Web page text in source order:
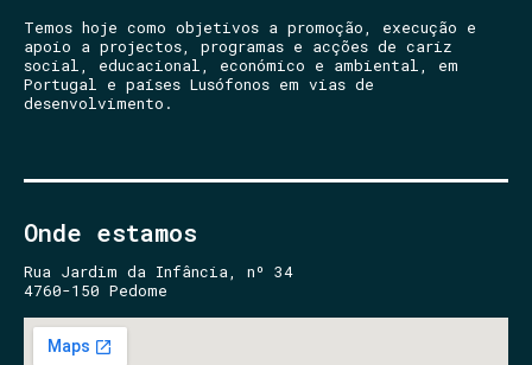
Temos hoje como objetivos a promoção, execução e
apoio a projectos, programas e acções de cariz
social, educacional, económico e ambiental, em
Portugal e países Lusófonos em vias de
desenvolvimento.
Onde estamos
Rua Jardim da Infância, nº 34
4760-150 Pedome